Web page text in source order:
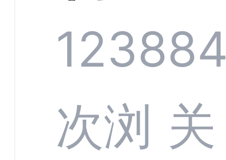
系统头
部供应
1238
次浏 关